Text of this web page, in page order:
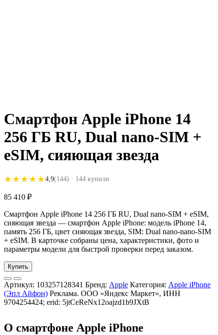
Смартфон Apple iPhone 14
256 ГБ RU, Dual nano-SIM +
eSIM, сияющая звезда
★★★★★
★★★★★4,9(144) · 144 купили
85 410 ₽
Смартфон Apple iPhone 14 256 ГБ RU, Dual nano-SIM + eSIM,
сияющая звезда — смартфон Apple iPhone: модель iPhone 14,
память 256 ГБ, цвет сияющая звезда, SIM: Dual nano-nano-SIM
+ eSIM. В карточке собраны цена, характеристики, фото и
параметры модели для быстрой проверки перед заказом.
Купить
Артикул: 103257128341 Бренд: Apple Категория: Apple iPhone
(Эпл Айфон) Реклама. ООО «Яндекс Маркет», ИНН
9704254424; erid: 5jtCeReNx12oajzd1b9JXtB
О смартфоне Apple iPhone